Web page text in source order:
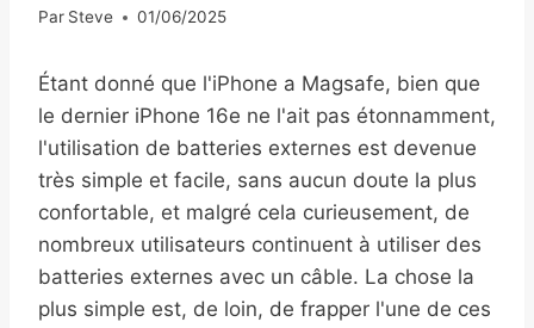
Par Steve 01/06/2025
Étant donné que l'iPhone a Magsafe, bien que
le dernier iPhone 16e ne l'ait pas étonnamment,
l'utilisation de batteries externes est devenue
très simple et facile, sans aucun doute la plus
confortable, et malgré cela curieusement, de
nombreux utilisateurs continuent à utiliser des
batteries externes avec un câble. La chose la
plus simple est, de loin, de frapper l'une de ces